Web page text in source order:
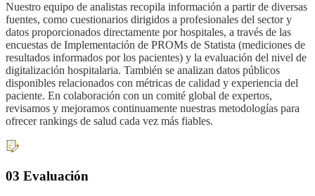
Nuestro equipo de analistas recopila información a partir de diversas
fuentes, como cuestionarios dirigidos a profesionales del sector y
datos proporcionados directamente por hospitales, a través de las
encuestas de Implementación de PROMs de Statista (mediciones de
resultados informados por los pacientes) y la evaluación del nivel de
digitalización hospitalaria. También se analizan datos públicos
disponibles relacionados con métricas de calidad y experiencia del
paciente. En colaboración con un comité global de expertos,
revisamos y mejoramos continuamente nuestras metodologías para
ofrecer rankings de salud cada vez más fiables.
03 Evaluación